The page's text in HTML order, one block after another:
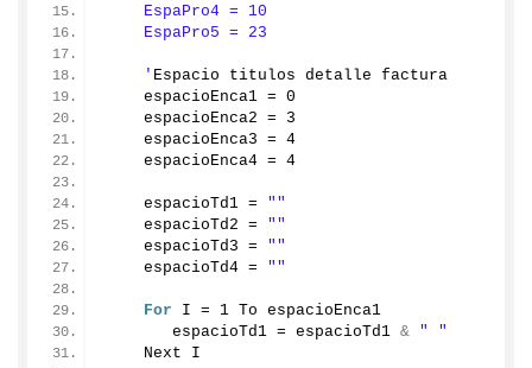
    EspaPro4 = 10
    EspaPro5 = 23
    '
Espacio titulos detalle factura
    espacioEnca1 =
0
    espacioEnca2 =
3
    espacioEnca3 =
4
    espacioEnca4 =
4
    espacioTd1 =
""
    espacioTd2 =
""
    espacioTd3 =
""
    espacioTd4 =
""
For I = 1 To espacioEnca1
       espacioTd1 = espacioTd1
& " "
    Next I